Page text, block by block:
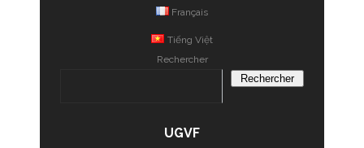
Français
Tiếng Việt
Rechercher
Rechercher
UGVF